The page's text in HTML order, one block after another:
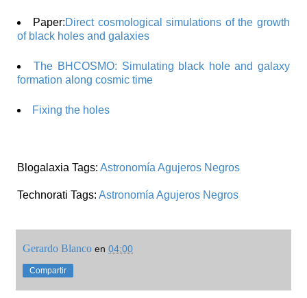
Paper:Direct cosmological simulations of the growth
of black holes and galaxies
The BHCOSMO: Simulating black hole and galaxy
formation along cosmic time
Fixing the holes
Blogalaxia Tags: Astronomía Agujeros Negros
Technorati Tags: Astronomía Agujeros Negros
Gerardo Blanco en 04:00
Compartir